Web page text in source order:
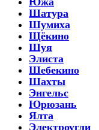
Шатура
Шумиха
Щёкино
Шуя
Элиста
Шебекино
Шахты
Энгельс
Юрюзань
Ялта
Электроугли